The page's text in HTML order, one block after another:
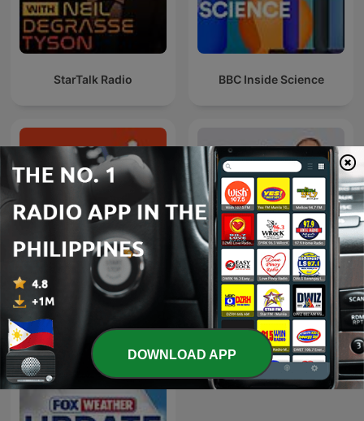
StarTalk Radio BBC Inside Science
Science Friday La Rosa de los Vientos
DOWNLOAD APP